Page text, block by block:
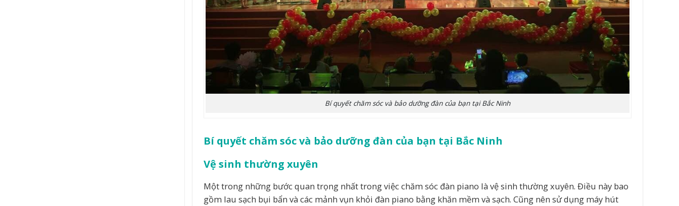
Bí quyết chăm sóc và bảo dưỡng đàn của bạn tại Bắc Ninh
Bí quyết chăm sóc và bảo dưỡng đàn của bạn tại Bắc Ninh
Vệ sinh thường xuyên
Một trong những bước quan trọng nhất trong việc chăm sóc đàn piano là vệ sinh thường xuyên. Điều này bao
gồm lau sạch bụi bẩn và các mảnh vụn khỏi đàn piano bằng khăn mềm và sạch. Cũng nên sử dụng máy hút